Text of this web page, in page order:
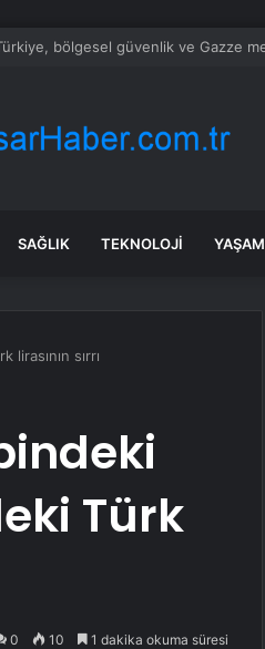
Sahibi olmak için tek bir şart var
SAĞLIK TEKNOLOJI YAŞAM
sırrı
Türk
0 10 1 dakika okuma süresi